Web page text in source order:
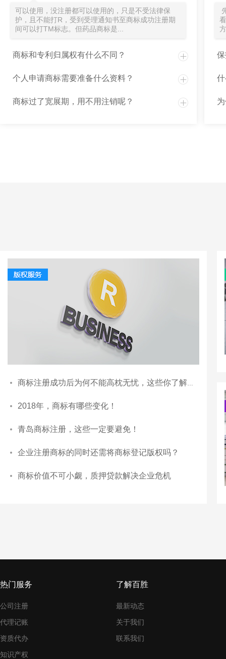
可以使用，没注册都可以使用的，只是不受法律保
护，且不能打R，受到受理通知书至商标成功注册期
间可以打TM标志。但药品商标是...
商标和专利归属权有什么不同？
个人申请商标需要准备什么资料？
商标过了宽展期，用不用注销呢？
商标注册成功后为何不能高枕无忧，这些你了解吗？
2018年，商标有哪些变化！
青岛商标注册，这些一定要避免！
企业注册商标的同时还需将商标登记版权吗？
商标价值不可小觑，质押贷款解决企业危机
热门服务
公司注册
代理记账
资质代办
知识产权
了解百胜
最新动态
关于我们
联系我们